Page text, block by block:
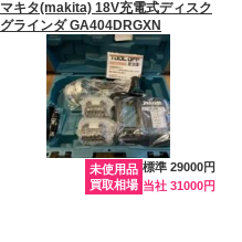
マキタ(makita) 18V充電式ディスク
グラインダ GA404DRGXN
未使用品
買取相場
標準 29000円
当社 31000円